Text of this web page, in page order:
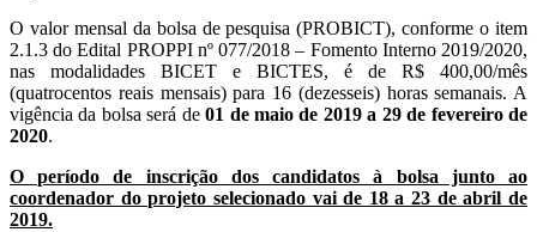
O valor mensal da bolsa de pesquisa (PROBICT), conforme o item
2.1.3 do Edital PROPPI nº 077/2018 – Fomento Interno 2019/2020,
nas modalidades BICET e BICTES, é de R$ 400,00/mês
(quatrocentos reais mensais) para 16 (dezesseis) horas semanais. A
vigência da bolsa será de01 de maio de 2019 a 29 de fevereiro de
2020.
O período de inscrição dos candidatos à bolsa junto ao
coordenador do projeto selecionado vai de 18 a 23 de abril de
2019.